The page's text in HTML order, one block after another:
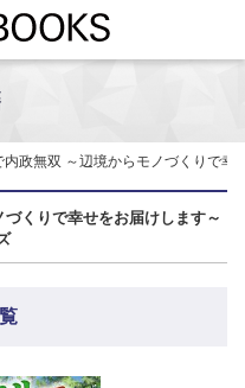
内政無双 ～辺境からモノづくりで幸
くりで幸せをお届けします～